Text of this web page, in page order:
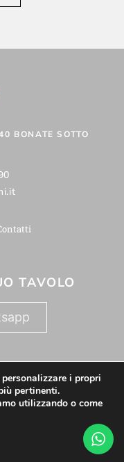
BONATE SOTTO
TAVOLO
Privacy e Policy
i propri
pertinenti.
utilizzando o come